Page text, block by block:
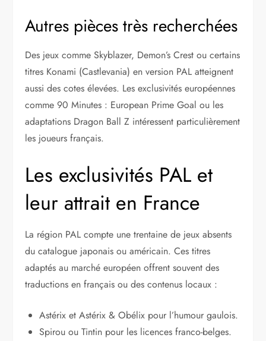
Autres pièces très recherchées
Des jeux comme Skyblazer, Demon’s Crest ou certains
titres Konami (Castlevania) en version PAL atteignent
aussi des cotes élevées. Les exclusivités européennes
comme 90 Minutes : European Prime Goal ou les
adaptations Dragon Ball Z intéressent particulièrement
les joueurs français.
Les exclusivités PAL et
leur attrait en France
La région PAL compte une trentaine de jeux absents
du catalogue japonais ou américain. Ces titres
adaptés au marché européen offrent souvent des
traductions en français ou des contenus locaux :
Astérix et Astérix & Obélix pour l’humour gaulois.
Spirou ou Tintin pour les licences franco-belges.